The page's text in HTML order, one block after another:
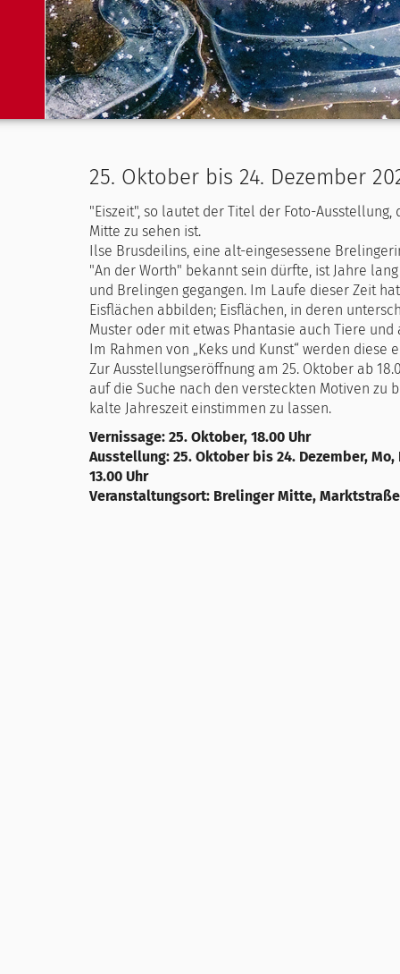
25. Oktober bis 24. Dezember
"Eiszeit", so lautet der Titel der Foto-
Mitte zu sehen ist.
Ilse Brusdeilins, eine alt-eingesessene
"An der Worth" bekannt sein dürfte, ist Jahre
und Brelingen gegangen. Im Laufe dieser Zeit
Eisflächen abbilden; Eisflächen, in deren
Muster oder mit etwas Phantasie auch Tiere
Im Rahmen von „Keks und Kunst“ werden
Zur Ausstellungseröffnung am 25. Oktober ab
auf die Suche nach den versteckten Motiven zu
kalte Jahreszeit einstimmen zu lassen.
Vernissage: 25. Oktober, 18.00 Uhr
Ausstellung: 25. Oktober bis 24. Dezember, Mo,
13.00 Uhr
Veranstaltungsort: Brelinger Mitte,